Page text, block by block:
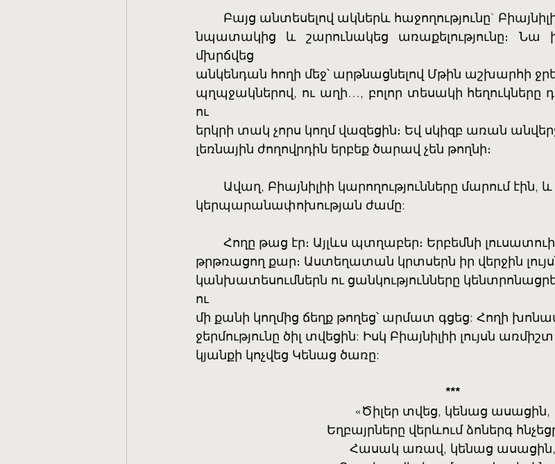
Բայց անտեսելով ակներև հաջողությունը`
նպատակից և շարունակեց առաքելությունը։ Նա
մխրճվեց
անկենդան հողի մեջ՝ արթնացնելով Մթին աշխարհի
պղպջակներով, ու աղի…, բոլոր տեսակի հեղուկները
ու
երկրի տակ չորս կողմ վազեցին։ Եվ սկիզբ առան
լեռնային ժողովրդին երբեք ծարավ չեն թողնի։
Ավաղ, Բիայնիլիի կարողությունները մարում էին,
կերպարանափոխության ժամը:
Հողը թաց էր։ Այլևս պտղաբեր։ Երբեմնի
թրթռացող քար։ Աստեղատան կրտսերն իր վերջին լույսն
կանխատեսումներն ու ցանկությունները
ու
մի քանի կողմից ճեղք թողեց՝ արմատ գցեց: Հողի
ջերմությունը ծիլ տվեցին: Իսկ Բիայնիլիի լույսն
կյանքի կոչվեց Կենաց ծառը:
***
«Ծիլեր տվեց, կենաց ասացին,
Եղբայրները վերևում ձոներգ
Հասակ առավ, կենաց ասացին,